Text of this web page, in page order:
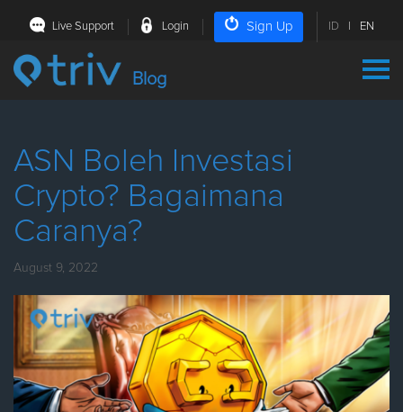
Live Support Login Sign Up ID EN
Blog
ASN Boleh Investasi
Crypto? Bagaimana
Caranya?
August 9, 2022